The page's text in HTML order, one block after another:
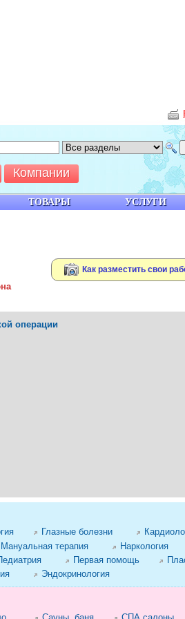
Как разместить свои
операции
Глазные болезни
Мануальная терапия
Наркология
Первая помощь
Эндокринология
ТОВАРЫ УСЛУГИ
Компании